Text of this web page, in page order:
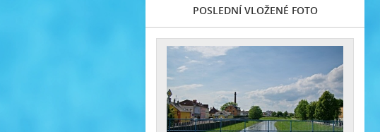
POSLEDNÍ VLOŽENÉ FOTO